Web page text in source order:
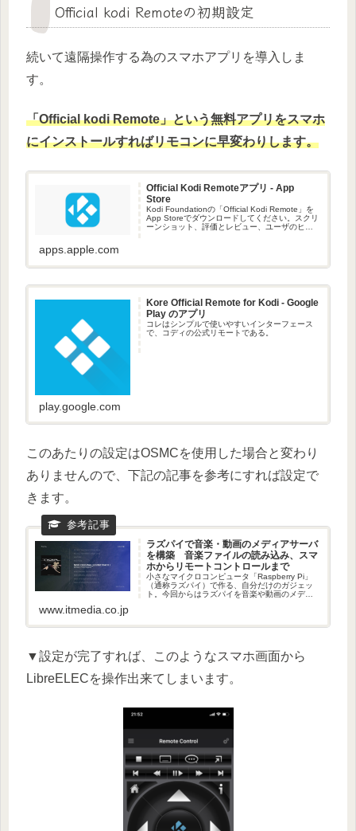
Official kodi Remoteの初期設定
続いて遠隔操作する為のスマホアプリを導入しま
す。
「Official kodi Remote」という無料アプリをスマホ
にインストールすればリモコンに早変わりします。
Official Kodi Remoteアプリ - App
Store
Kodi Foundationの「Official Kodi Remote」を
App Storeでダウンロードしてください。スクリ
ーンショット、評価とレビュー、ユーザのヒン
apps.apple.com
Kore Official Remote for Kodi - Google
Play のアプリ
コレはシンプルで使いやすいインターフェース
で、コディの公式リモートである。
play.google.com
このあたりの設定はOSMCを使用した場合と変わり
ありませんので、下記の記事を参考にすれば設定で
きます。
ラズパイで音楽・動画のメディアサーバ
を構築 音楽ファイルの読み込み、スマ
ホからリモートコントロールまで
小さなマイクロコンピュータ「Raspberry Pi」
（通称ラズパイ）で作る、自分だけのガジェッ
ト。今回からはラズパイを音楽や動画のメディ
www.itmedia.co.jp
▼設定が完了すれば、このようなスマホ画面から
LibreELECを操作出来てしまいます。